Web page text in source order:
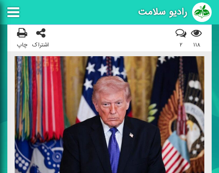
رادیو سلامت
۱۱۸ ۲ اشتراک چاپ